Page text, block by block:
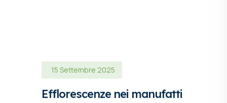
15 Settembre 2025
Efflorescenze nei manufatti